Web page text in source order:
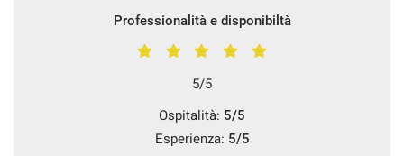
Professionalità e disponibiltà
5/5
Ospitalità: 5/5
Esperienza: 5/5